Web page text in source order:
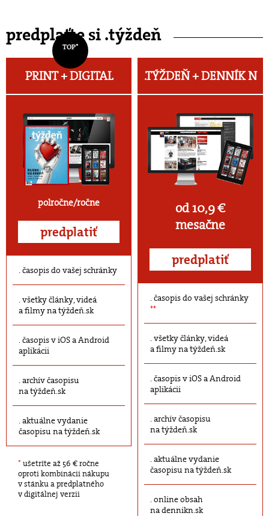
predplaťte si .týždeň
TOP*
PRINT + DIGITAL
polročne/ročne
predplatiť
časopis do vašej schránky
všetky články, videá
a filmy na týždeň.sk
časopis v iOS a Android
aplikácii
archív časopisu
na týždeň.sk
aktuálne vydanie
časopisu na týždeň.sk
* ušetríte až 56 € ročne
oproti kombinácii nákupu
v stánku a predplatného
v digitálnej verzii
.TÝŽDEŇ +DENNÍK N
od 10,9 €
mesačne
predplatiť
časopis do vašej schránky
**
všetky články, videá
a filmy na týždeň.sk
časopis v iOS a Android
aplikácii
archív časopisu
na týždeň.sk
aktuálne vydanie
časopisu na týždeň.sk
online obsah
na dennikn.sk